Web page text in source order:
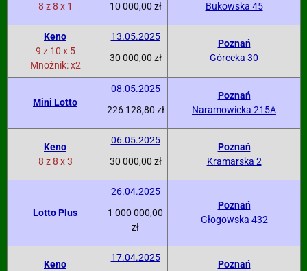
8 z 8 x 1
10 000,00 zł
Bukowska 45
Keno
9 z 10 x 5
Mnożnik: x2
13.05.2025
30 000,00 zł
Poznań
Górecka 30
Mini Lotto
08.05.2025
226 128,80 zł
Poznań
Naramowicka 215A
Keno
8 z 8 x 3
06.05.2025
30 000,00 zł
Poznań
Kramarska 2
Lotto Plus
26.04.2025
1 000 000,00
zł
Poznań
Głogowska 432
Keno
17.04.2025
Poznań